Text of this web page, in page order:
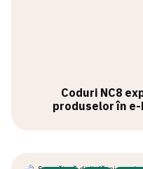
Coduri NC8
produselor în